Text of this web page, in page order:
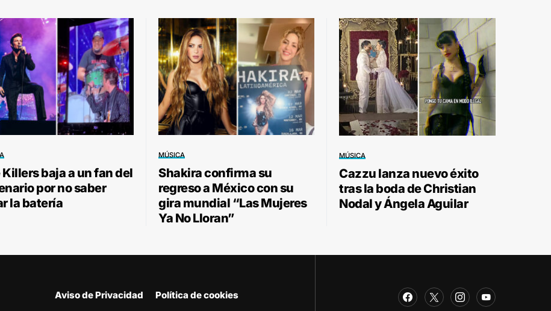
baja a un fan del
por no saber
la batería
MÚSICA
Shakira confirma su
regreso a México con su
gira mundial “Las Mujeres
Ya No Lloran”
MÚSICA
Cazzu lanza nuevo éxito
tras la boda de Christian
Nodal y Ángela Aguilar
Aviso de Privacidad Política de cookies